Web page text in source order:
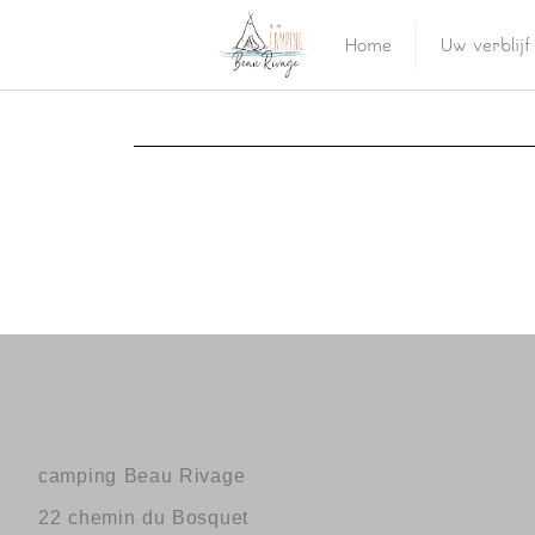
Home Uw verblijf
camping Beau Rivage
22 chemin du Bosquet